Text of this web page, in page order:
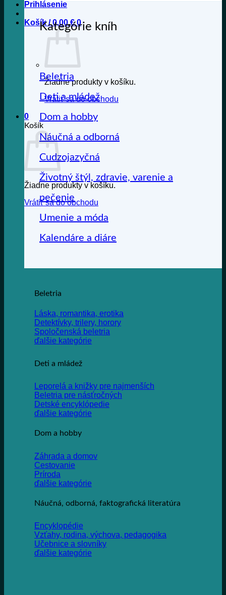
Prihlásenie
Košík /0,00€ 0
Žiadne produkty v košíku.
Vrátiť sa do obchodu
0
Košík
Žiadne produkty v košíku.
Vrátiť sa do obchodu
Kategórie kníh
Beletria
Deti a mládež
Dom a hobby
Náučná a odborná
Cudzojazyčná
Životný štýl, zdravie, varenie a
pečenie
Umenie a móda
Kalendáre a diáre
Beletria
Láska, romantika, erotika
Detektívky, trilery, horory
Spoločenská beletria
ďalšie kategórie
Deti a mládež
Leporelá a knižky pre najmenších
Beletria pre násťročných
Detské encyklópedie
ďalšie kategórie
Dom a hobby
Záhrada a domov
Cestovanie
Príroda
ďalšie kategórie
Náučná, odborná, faktografická literatúra
Encyklopédie
Vzťahy, rodina, výchova, pedagogika
Učebnice a slovníky
ďalšie kategórie